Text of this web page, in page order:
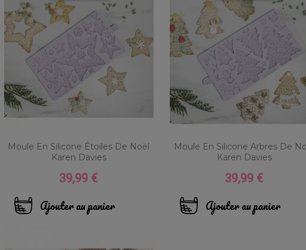
Moule En Silicone Étoiles De Noël
Karen Davies
Prix
39,99 €
Ajouter au panier
Moule En Silicone Arbres De
Karen Davies
Prix
39,99 €
Ajouter au panier